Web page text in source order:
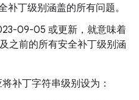
丁级别涵盖的所有问题。
09-05 或更新，就意味着
之前的所有安全补丁级别涵
补丁字符串级别设为：